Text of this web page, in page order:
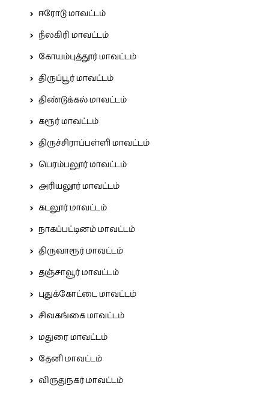
ஈரோடு மாவட்டம்
நீலகிரி மாவட்டம்
கோயம்புத்தூர் மாவட்டம்
திருப்பூர் மாவட்டம்
திண்டுக்கல் மாவட்டம்
கரூர் மாவட்டம்
திருச்சிராப்பள்ளி மாவட்டம்
பெரம்பலூர் மாவட்டம்
அரியலூர் மாவட்டம்
கடலூர் மாவட்டம்
நாகப்பட்டினம் மாவட்டம்
திருவாரூர் மாவட்டம்
தஞ்சாவூர் மாவட்டம்
புதுக்கோட்டை மாவட்டம்
சிவகங்கை மாவட்டம்
மதுரை மாவட்டம்
தேனி மாவட்டம்
விருதுநகர் மாவட்டம்